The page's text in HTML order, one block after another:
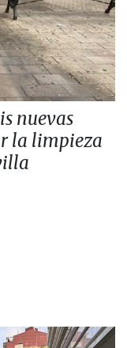
nuevas
la limpieza